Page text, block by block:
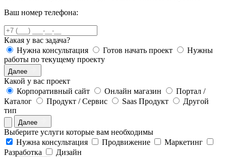
Ваш номер телефона:
Какая у вас задача?
Нужна консультация
Готов начать проект
Нужны
работы по текущему проекту
Далее
Какой у вас проект
Корпоративный сайт
Онлайн магазин
Портал /
Каталог
Продукт / Сервис Saas Продукт
Другой
тип
Далее
Выберите услуги которые вам необходимы
Нужна консультация
Продвижение
Маркетинг
Разработка
Дизайн